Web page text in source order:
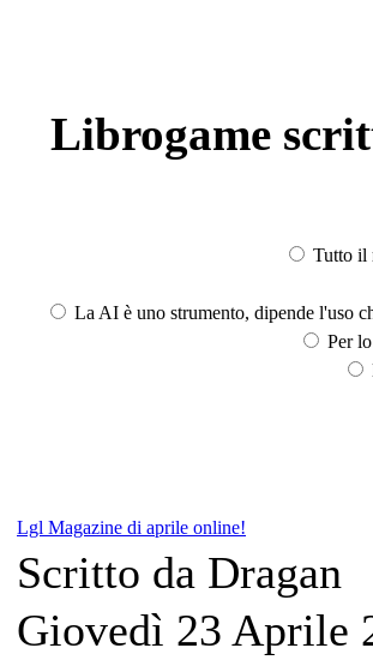
Librogame
Tutto il
La AI è uno strumento, dipende l'uso
Per
Lgl Magazine di aprile online!
Scritto da Dragan
Giovedì 23 Aprile